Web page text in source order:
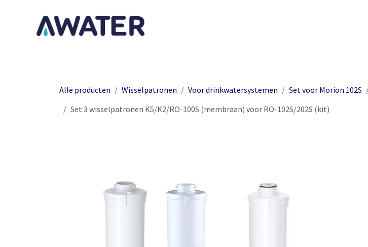
Alle producten Wisselpatronen Voor drinkwatersystemen Set voor Morion 102S
Set 3 wisselpatronen K5/K2/RO-100S (membraan) voor RO-102S/202S (kit)